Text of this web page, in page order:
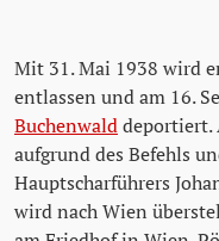
Mit 31. Mai 1938 wird
entlassen und am 16.
Buchenwalddeportiert.
aufgrund des Befehls
Hauptscharführers
wird nach Wien